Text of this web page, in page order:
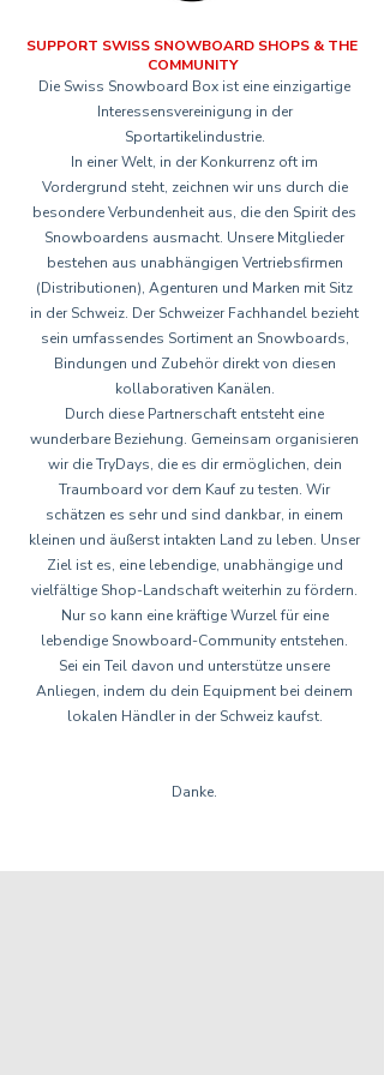
SUPPORT SWISS SNOWBOARD SHOPS & THE
COMMUNITY
Die Swiss Snowboard Box ist eine einzigartige
Interessensvereinigung in der
Sportartikelindustrie.
In einer Welt, in der Konkurrenz oft im
Vordergrund steht, zeichnen wir uns durch die
besondere Verbundenheit aus, die den Spirit des
Snowboardens ausmacht. Unsere Mitglieder
bestehen aus unabhängigen Vertriebsfirmen
(Distributionen), Agenturen und Marken mit Sitz
in der Schweiz. Der Schweizer Fachhandel bezieht
sein umfassendes Sortiment an Snowboards,
Bindungen und Zubehör direkt von diesen
kollaborativen Kanälen.
Durch diese Partnerschaft entsteht eine
wunderbare Beziehung. Gemeinsam organisieren
wir die TryDays, die es dir ermöglichen, dein
Traumboard vor dem Kauf zu testen. Wir
schätzen es sehr und sind dankbar, in einem
kleinen und äußerst intakten Land zu leben. Unser
Ziel ist es, eine lebendige, unabhängige und
vielfältige Shop-Landschaft weiterhin zu fördern.
Nur so kann eine kräftige Wurzel für eine
lebendige Snowboard-Community entstehen.
Sei ein Teil davon und unterstütze unsere
Anliegen, indem du dein Equipment bei deinem
lokalen Händler in der Schweiz kaufst.
Danke.